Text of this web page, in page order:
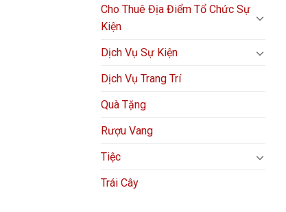
Cho Thuê Địa Điểm Tổ Chức Sự
Kiện
Dịch Vụ Sự Kiện
Dịch Vụ Trang Trí
Quà Tặng
Rượu Vang
Tiệc
Trái Cây